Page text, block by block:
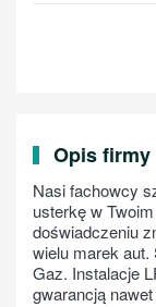
Opis firmy
Nasi fachowcy
usterkę w
doświadczeniu
wielu marek
Gaz. Instalacje
gwarancją